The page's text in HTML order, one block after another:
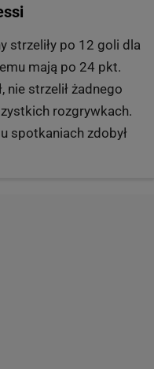
strzeliły po 12 goli dla
mają po 24 pkt.
nie strzelił żadnego
rozgrywkach.
spotkaniach zdobył